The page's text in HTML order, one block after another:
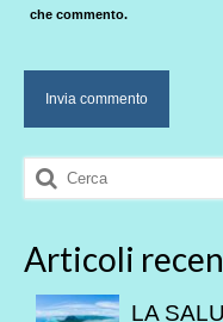
che commento.
Cerca:
Articoli
LA